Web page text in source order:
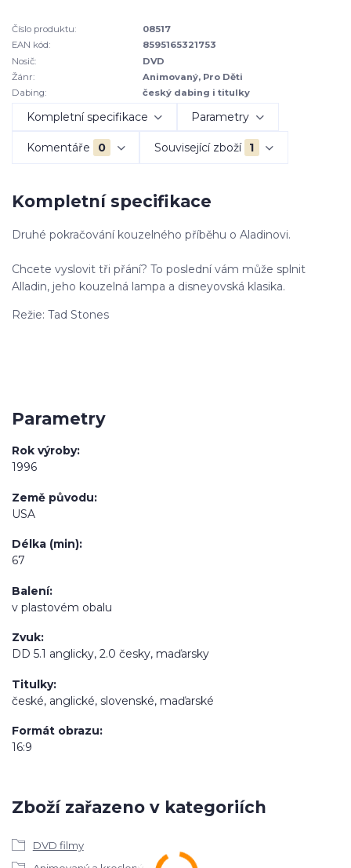
Číslo produktu:
08517
EAN kód:
8595165321753
Nosič:
DVD
Žánr:
Animovaný, Pro Děti
Dabing:
český dabing i titulky
Kompletní specifikace Parametry
Komentáře 0 Související zboží 1
Kompletní specifikace
Druhé pokračování kouzelného příběhu o Aladinovi.
Chcete vyslovit tři přání? To poslední vám může splnit
Alladin, jeho kouzelná lampa a disneyovská klasika.
Režie: Tad Stones
Parametry
Rok výroby
1996
Země původu
USA
Délka (min)
67
Balení
v plastovém obalu
Zvuk
DD 5.1 anglicky, 2.0 česky, maďarsky
Titulky
české, anglické, slovenské, maďarské
Formát obrazu
16:9
Zboží zařazeno v kategoriích
DVD filmy